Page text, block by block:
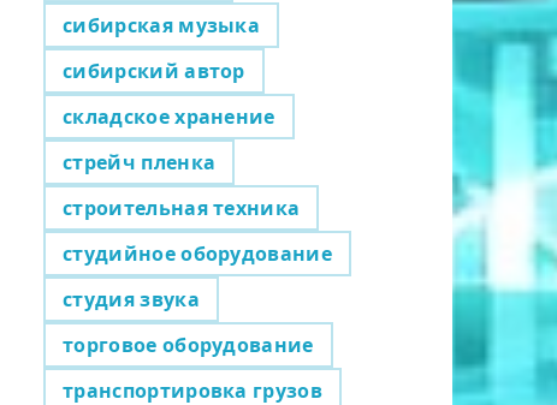
сибирская музыка
сибирский автор
складское хранение
стрейч пленка
строительная техника
студийное оборудование
студия звука
торговое оборудование
транспортировка грузов